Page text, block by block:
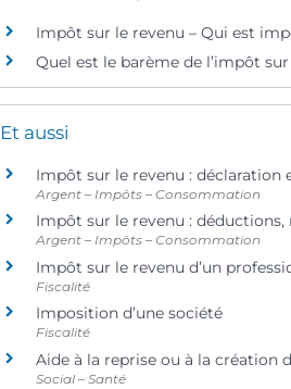
Impôt sur le revenu – Qui est
Quel est le barème de l’impôt
Et aussi
Impôt sur le revenu : déclaration
Argent – Impôts – Consommation
Impôt sur le revenu :
Argent – Impôts – Consommation
Impôt sur le revenu d’un
Fiscalité
Imposition d’une société
Fiscalité
Aide à la reprise ou à la création
Social – Santé